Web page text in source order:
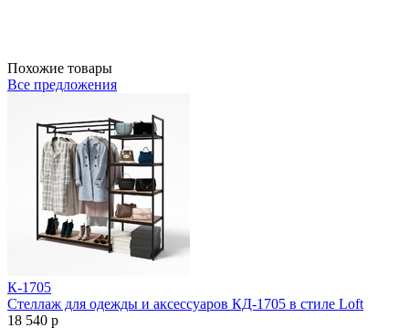
Похожие товары
Все предложения
К-1705
Стеллаж для одежды и аксессуаров КД-1705 в стиле Loft
18 540 р